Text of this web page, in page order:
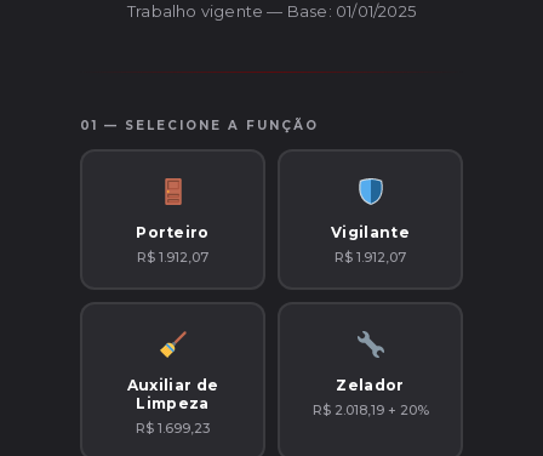
Trabalho vigente — Base: 01/01/2025
01 — SELECIONE A FUNÇÃO
Porteiro
R$ 1.912,07
Vigilante
R$ 1.912,07
Auxiliar de
Limpeza
R$ 1.699,23
Zelador
R$ 2.018,19 + 20%